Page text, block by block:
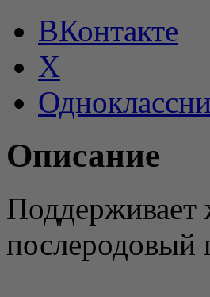
ВКонтакте
X
Описание
Поддерживает
послеродовый